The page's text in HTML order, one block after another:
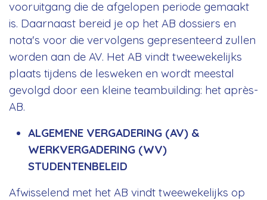
vooruitgang die de afgelopen periode gemaakt
is. Daarnaast bereid je op het AB dossiers en
nota's voor die vervolgens gepresenteerd zullen
worden aan de AV. Het AB vindt tweewekelijks
plaats tijdens de lesweken en wordt meestal
gevolgd door een kleine teambuilding: het après-
AB.
ALGEMENE VERGADERING (AV) &
WERKVERGADERING (WV)
STUDENTENBELEID
Afwisselend met het AB vindt tweewekelijks op